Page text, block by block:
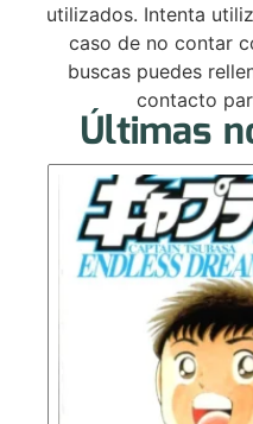
utilizados. Intenta
caso de no contar
buscas puedes
contacto
Últimas